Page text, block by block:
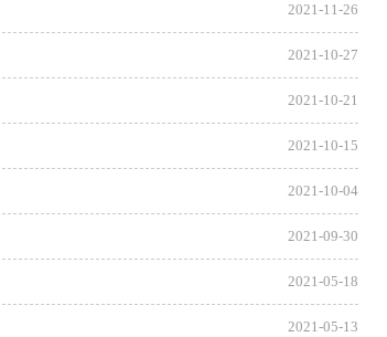
2021-11-26
2021-10-27
2021-10-21
2021-10-15
2021-10-04
2021-09-30
2021-05-18
2021-05-13